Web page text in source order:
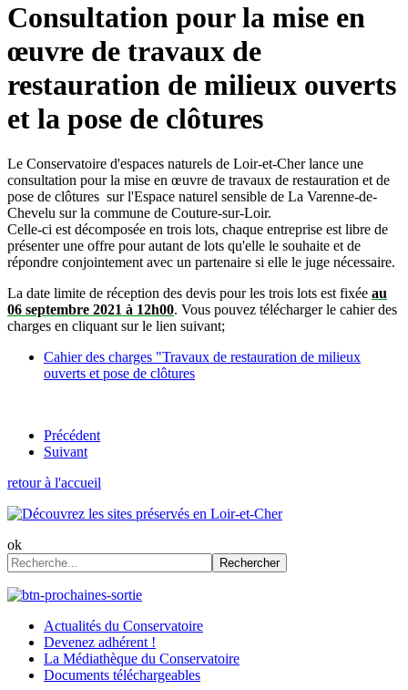
Consultation pour la mise en
œuvre de travaux de
restauration de milieux ouverts
et la pose de clôtures
Le Conservatoire d'espaces naturels de Loir-et-Cher lance une
consultation pour la mise en œuvre de travaux de restauration et de
pose de clôtures sur l'Espace naturel sensible de La Varenne-de-
Chevelu sur la commune de Couture-sur-Loir.
Celle-ci est décomposée en trois lots, chaque entreprise est libre de
présenter une offre pour autant de lots qu'elle le souhaite et de
répondre conjointement avec un partenaire si elle le juge nécessaire.
La date limite de réception des devis pour les trois lots est fixée au
06 septembre 2021 à 12h00. Vous pouvez télécharger le cahier des
charges en cliquant sur le lien suivant;
Cahier des charges "Travaux de restauration de milieux
ouverts et pose de clôtures
Précédent
Suivant
retour à l'accueil
ok
Rechercher
Actualités du Conservatoire
Devenez adhérent !
La Médiathèque du Conservatoire
Documents téléchargeables